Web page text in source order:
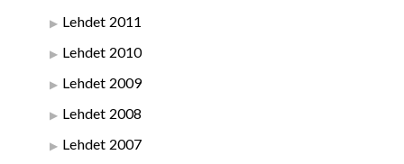
Lehdet 2011
Lehdet 2010
Lehdet 2009
Lehdet 2008
Lehdet 2007